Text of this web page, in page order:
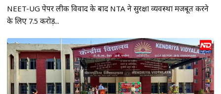
NEET-UG पेपर लीक विवाद के बाद NTA ने सुरक्षा व्यवस्था मजबूत करने
के लिए ₹7.5 करोड़...